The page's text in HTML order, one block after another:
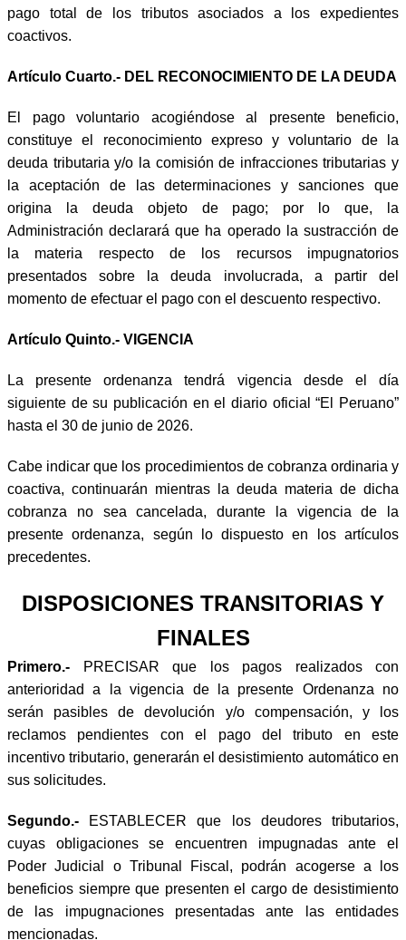
pago total de los tributos asociados a los expedientes
coactivos.
Artículo Cuarto.- DEL RECONOCIMIENTO DE LA DEUDA
El pago voluntario acogiéndose al presente beneficio,
constituye el reconocimiento expreso y voluntario de la
deuda tributaria y/o la comisión de infracciones tributarias y
la aceptación de las determinaciones y sanciones que
origina la deuda objeto de pago; por lo que, la
Administración declarará que ha operado la sustracción de
la materia respecto de los recursos impugnatorios
presentados sobre la deuda involucrada, a partir del
momento de efectuar el pago con el descuento respectivo.
Artículo Quinto.- VIGENCIA
La presente ordenanza tendrá vigencia desde el día
siguiente de su publicación en el diario oficial “El Peruano”
hasta el 30 de junio de 2026.
Cabe indicar que los procedimientos de cobranza ordinaria y
coactiva, continuarán mientras la deuda materia de dicha
cobranza no sea cancelada, durante la vigencia de la
presente ordenanza, según lo dispuesto en los artículos
precedentes.
DISPOSICIONES TRANSITORIAS Y
FINALES
Primero.-
PRECISAR que los pagos realizados con
anterioridad a la vigencia de la presente Ordenanza no
serán pasibles de devolución y/o compensación, y los
reclamos pendientes con el pago del tributo en este
incentivo tributario, generarán el desistimiento automático en
sus solicitudes.
Segundo.-
ESTABLECER que los deudores tributarios,
cuyas obligaciones se encuentren impugnadas ante el
Poder Judicial o Tribunal Fiscal, podrán acogerse a los
beneficios siempre que presenten el cargo de desistimiento
de las impugnaciones presentadas ante las entidades
mencionadas.